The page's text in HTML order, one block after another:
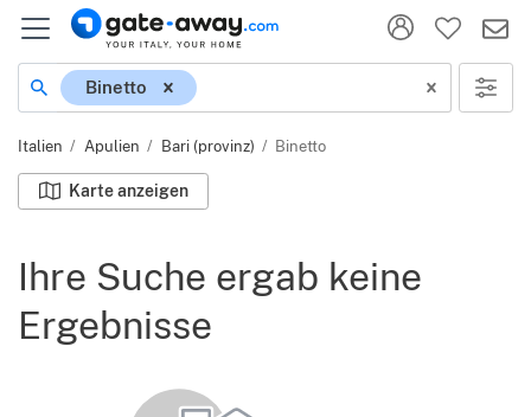
Ort
Binetto
Italien Apulien Bari (provinz) Binetto
Karte anzeigen
Ihre Suche ergab keine
Ergebnisse